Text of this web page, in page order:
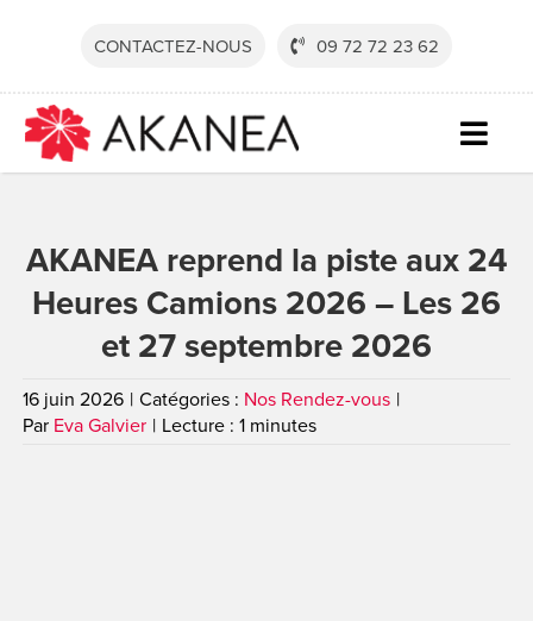
CONTACTEZ-NOUS 09 72 72 23 62
AKANEA reprend la piste aux 24
Heures Camions 2026 – Les 26
et 27 septembre 2026
16 juin 2026 | Catégories : Nos Rendez-vous |
Par Eva Galvier | Lecture : 1 minutes